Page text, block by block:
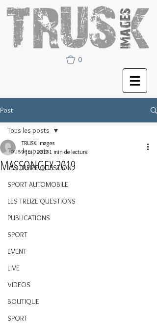
0
Post
Tous les posts
LES TREIZE QUESTION
SPORT AUTOMOBILE
LES TREIZE QUESTIONS
PUBLICATIONS
SPORT
EVENT
LIVE
VIDEOS
BOUTIQUE
SPORT
Tous les posts
MASSONGEX 2019
TRUSK Images
9 juil. 20191 min de lecture